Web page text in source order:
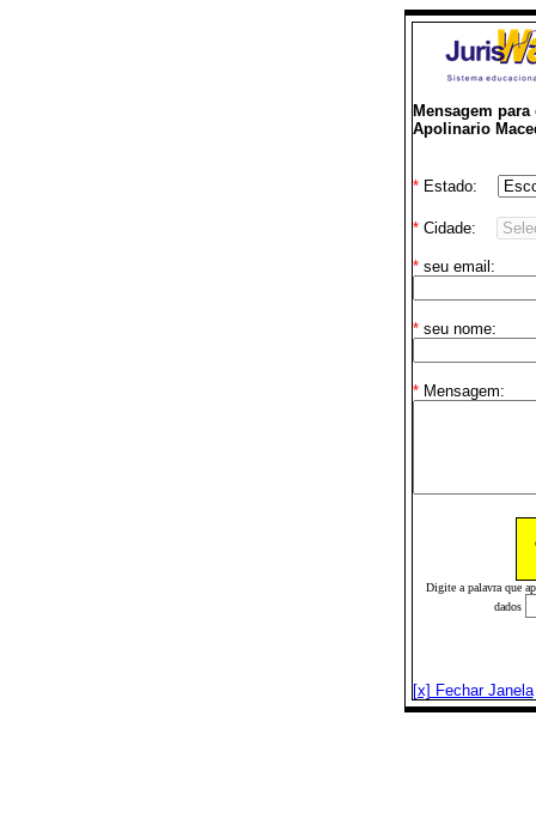
Mensagem
Apolinario
*Estado:
*Cidade:
*seu email:
*seu nome:
*Mensagem:
Digite a palavra que
dados
[x] Fechar Janela